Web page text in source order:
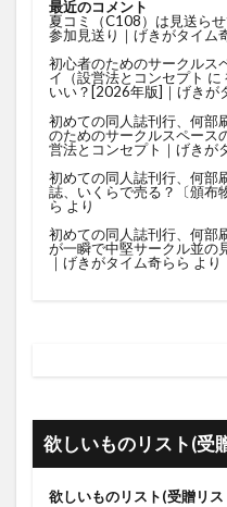
最近のコメント
夏コミ（C108）は見送ら
参加見送り｜げきがタイム
初心者のためのサークルス
イ（設営法とコンセプト に
いい？[2026年版]｜げきが
初めての同人誌刊行、何部
のためのサークルスペース
営法とコンセプト｜げきが
初めての同人誌刊行、何部
誌、いくらで売る？〔頒布
ら より
初めての同人誌刊行、何部
が一瞬で中堅サークル並の
｜げきがタイム奇らら より
欲しいものリスト(受
欲しいものリスト(受贈リス